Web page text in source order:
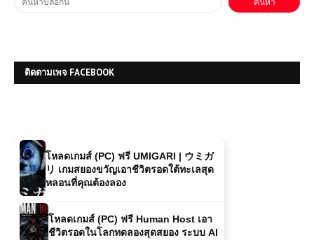
ติดตามเพจ FACEBOOK
โหลดเกมส์ (PC) ฟรี UMIGARI | ウミガ
リ เกมสยองขวัญเอาชีวิตรอดใต้ทะเลสุด
หลอนที่คุณต้องลอง
โหลดเกมส์ (PC) ฟรี Human Host เอา
ชีวิตรอดในโลกทดลองสุดสยอง ระบบ AI